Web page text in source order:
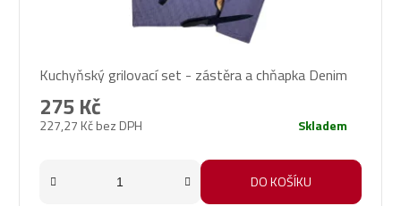
Kuchyňský grilovací set - zástěra a chňapka Denim
227,27 Kč bez DPH
275 Kč
Skladem
DO KOŠÍKU